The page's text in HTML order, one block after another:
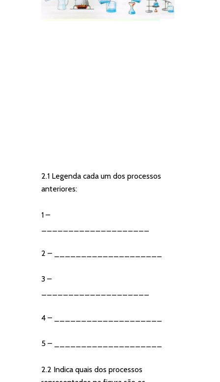
2.1 Legenda cada um dos processos
anteriores:
1 –
2 – ____________________
3 –
4 – ____________________
5 – ____________________
2.2 Indica quais dos processos